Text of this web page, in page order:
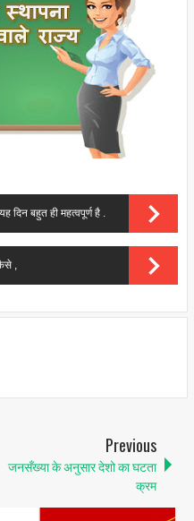
दिन बहुत ही महत्वपूर्ण है .
,
Previous
जनसँख्या के अनुसार देशो का घटता
क्रम